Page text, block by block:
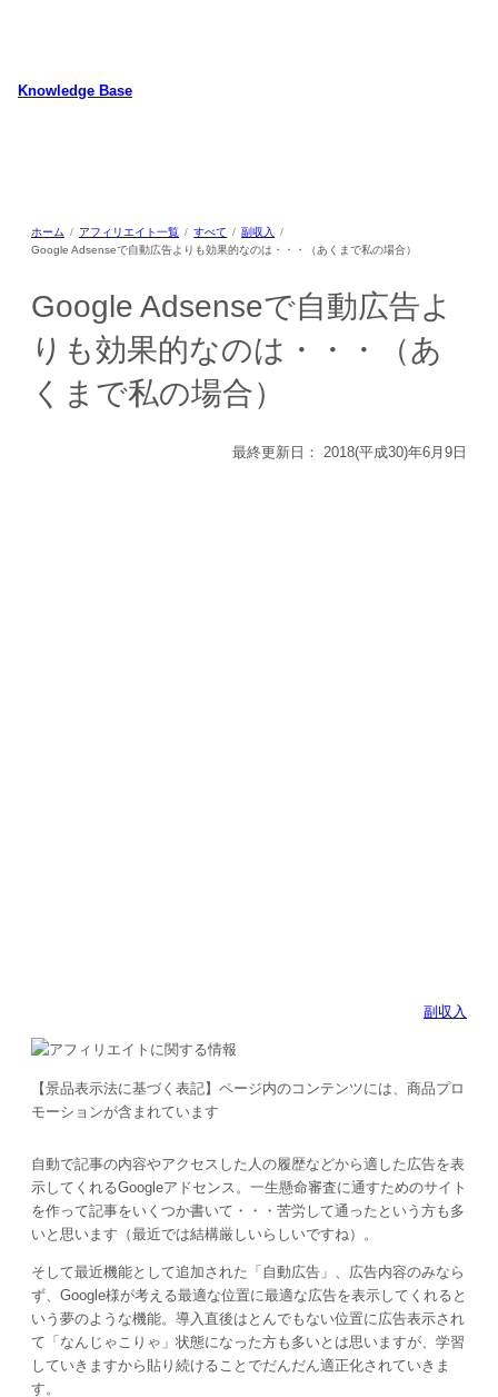
スKnowledge Base
ホーム アフィリエイト一覧 すべて
副収入
Google Adsenseで自動広告よりも効果的なのは・・・（あくまで私の場合）
Google Adsenseで自動広告よ
りも効果的なのは・・・（あ
くまで私の場合）
最終更新日： 2018(平成30)年6月9日
副収入
【景品表示法に基づく表記】ページ内のコンテンツには、商品プロ
モーションが含まれています
自動で記事の内容やアクセスした人の履歴などから適した広告を表
示してくれるGoogleアドセンス。一生懸命審査に通すためのサイト
を作って記事をいくつか書いて・・・苦労して通ったという方も多
いと思います（最近では結構厳しいらしいですね）。
そして最近機能として追加された「自動広告」、広告内容のみなら
ず、Google様が考える最適な位置に最適な広告を表示してくれると
いう夢のような機能。導入直後はとんでもない位置に広告表示され
て「なんじゃこりゃ」状態になった方も多いとは思いますが、学習
していきますから貼り続けることでだんだん適正化されていきま
す。